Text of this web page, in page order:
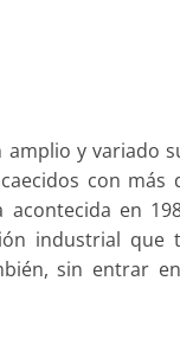
y variado
con
en
industrial que
sin entrar